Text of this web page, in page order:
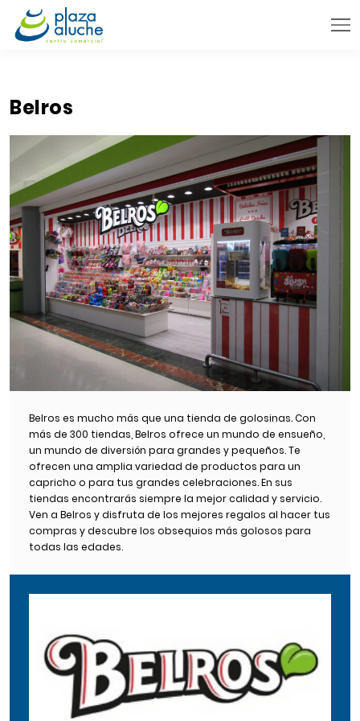
VENTA TELEFÓNICA
NOVEDADES
BLOG
CONTACTO
Belros
Belros es mucho más que una tienda de golosinas. Con
más de 300 tiendas, Belros ofrece un mundo de ensueño,
un mundo de diversión para grandes y pequeños. Te
ofrecen una amplia variedad de productos para un
capricho o para tus grandes celebraciones. En sus
tiendas encontrarás siempre la mejor calidad y servicio.
Ven a Belros y disfruta de los mejores regalos al hacer tus
compras y descubre los obsequios más golosos para
todas las edades.